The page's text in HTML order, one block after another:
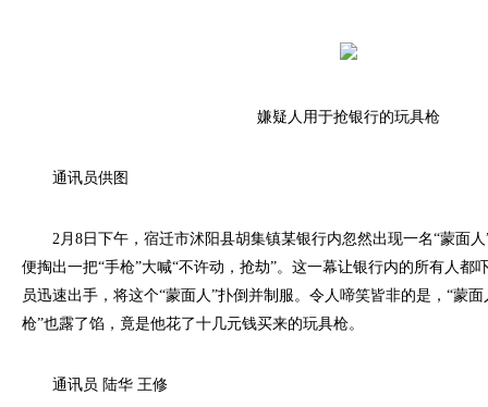
嫌疑人用于抢银行的玩具枪
通讯员供图
2月8日下午，宿迁市沭阳县胡集镇某银行内忽然出现一名“蒙面人
便掏出一把“手枪”大喊“不许动，抢劫”。这一幕让银行内的所有人都
员迅速出手，将这个“蒙面人”扑倒并制服。令人啼笑皆非的是，“蒙
枪”也露了馅，竟是他花了十几元钱买来的玩具枪。
通讯员 陆华 王修